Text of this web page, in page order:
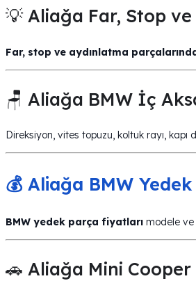
💡 Aliağa Far, Stop
Far, stop ve aydınlatma
🪑 Aliağa BMW İç
Direksiyon, vites topuzu, koltuk rayı, kapı
💰 Aliağa BMW
BMW yedek parça fiyatları modele ve
🚗 Aliağa Mini Cooper